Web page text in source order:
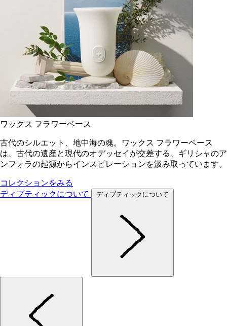
ワックス フラワーベース
古代のシルエット、地中海の魂。ワックス フラワーベース
は、古代の遺産と現代のオデッセイが交差する、ギリシャのア
ンフォラの起源からインスピレーションを汲み取っています。
コレクションをみる
ディプティックについて
ディプティックについて